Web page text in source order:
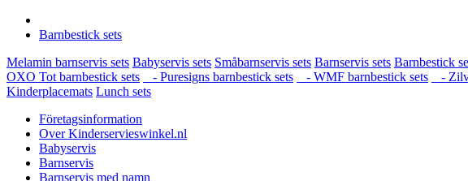
Barnbestick sets
Melamin barnservis sets Babyservis sets Småbarnservis sets Barnservis sets Barnbestick
OXO Tot barnbestick sets
- Puresigns barnbestick sets - WMF barnbestick sets -
Kinderplacemats Lunch sets
Företagsinformation
Over Kinderservieswinkel.nl
Babyservis
Barnservis
Barnservis med namn